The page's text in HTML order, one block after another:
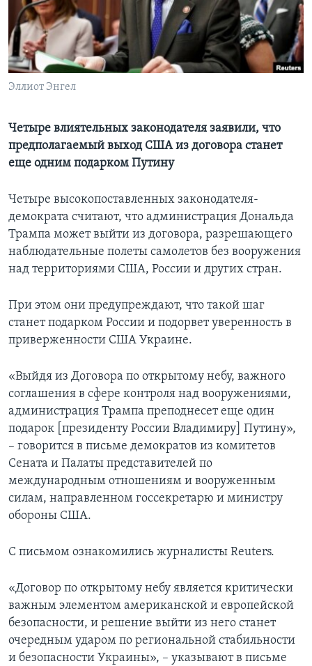
Learning English
СОЦИАЛЬНЫЕ СЕТИ
Языки
Эллиот Энгел
Четыре влиятельных законодателя заявили, что
предполагаемый выход США из договора станет
еще одним подарком Путину
Четыре высокопоставленных законодателя-
демократа считают, что администрация Дональда
Трампа может выйти из договора, разрешающего
наблюдательные полеты самолетов без вооружения
над территориями США, России и других стран.
При этом они предупреждают, что такой шаг
станет подарком России и подорвет уверенность в
приверженности США Украине.
«Выйдя из Договора по открытому небу, важного
соглашения в сфере контроля над вооружениями,
администрация Трампа преподнесет еще один
подарок [президенту России Владимиру] Путину»,
– говорится в письме демократов из комитетов
Сената и Палаты представителей по
международным отношениям и вооруженным
силам, направленном госсекретарю и министру
обороны США.
С письмом ознакомились журналисты Reuters.
«Договор по открытому небу является критически
важным элементом американской и европейской
безопасности, и решение выйти из него станет
очередным ударом по региональной стабильности
и безопасности Украины», – указывают в письме